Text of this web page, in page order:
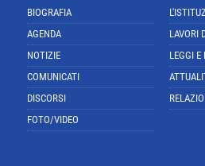
BIOGRAFIA
AGENDA
NOTIZIE
COMUNICATI
DISCORSI
FOTO/VIDEO
LAVORI
LEGGI E